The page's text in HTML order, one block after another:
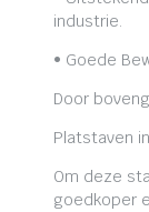
industrie.
• Goede
Door
Platstaven
Om deze
goedkoper